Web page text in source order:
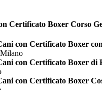
Certificato Boxer Corso
con Certificato Boxer
con Certificato Boxer di
con Certificato Boxer